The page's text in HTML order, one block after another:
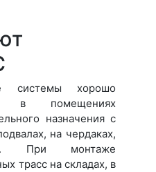
системы хорошо
в помещениях
назначения с
на чердаках,
При монтаже
трасс на складах, в